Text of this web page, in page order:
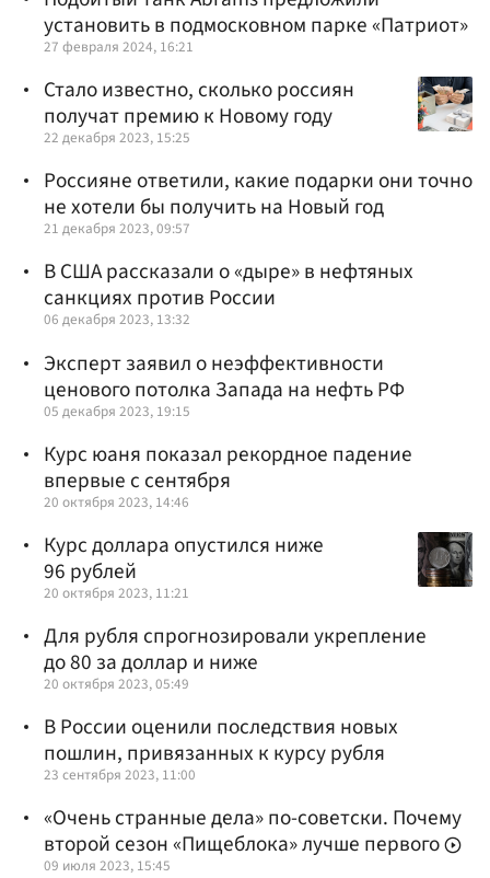
установить в подмосковном парке «Патриот»
27 февраля 2024, 16:21
Стало известно, сколько россиян
получат премию к Новому году
22 декабря 2023, 15:25
Россияне ответили, какие подарки они точно
не хотели бы получить на Новый год
21 декабря 2023, 09:57
В США рассказали о «дыре» в нефтяных
санкциях против России
06 декабря 2023, 13:32
Эксперт заявил о неэффективности
ценового потолка Запада на нефть РФ
05 декабря 2023, 19:15
Курс юаня показал рекордное падение
впервые с сентября
20 октября 2023, 14:46
Курс доллара опустился ниже
96 рублей
20 октября 2023, 11:21
Для рубля спрогнозировали укрепление
до 80 за доллар и ниже
20 октября 2023, 05:49
В России оценили последствия новых
пошлин, привязанных к курсу рубля
23 сентября 2023, 11:00
«Очень странные дела» по-советски. Почему
второй сезон «Пищеблока» лучше первого
09 июля 2023, 15:45